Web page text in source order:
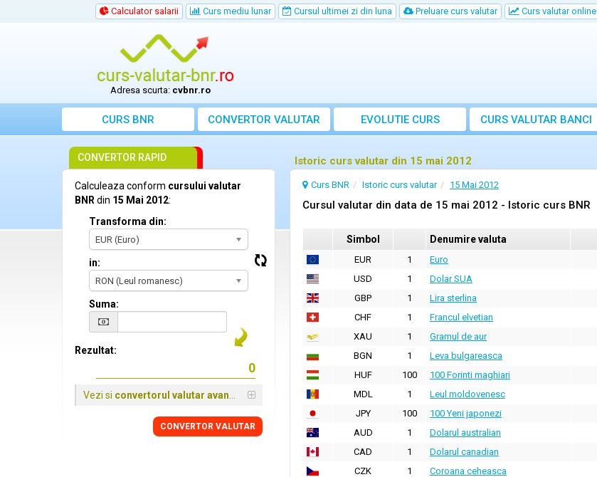
Calculator salarii Curs mediu lunar Cursul ultimei zi din luna Preluare curs valutar Curs valutar online
Adresa scurta: cvbnr.ro
CURS BNR CONVERTOR VALUTAR EVOLUTIE CURS CURS VALUTAR BANCI
Istoric curs valutar din 15 mai 2012
Curs BNR Istoric curs valutar 15 Mai 2012
Cursul valutar din data de 15 mai 2012 - Istoric curs BNR
Simbol Denumire valuta
EUR 1 Euro
USD
1 Dolar SUA
GBP
1 Lira sterlina
CHF
1 Francul elvetian
XAU
1 Gramul de aur
BGN
1 Leva bulgareasca
HUF
100 100 Forinti maghiari
MDL
1 Leul moldovenesc
JPY
100 100 Yeni japonezi
AUD
1 Dolarul australian
CAD
1 Dolarul canadian
CZK
1 Coroana ceheasca
CONVERTOR RAPID
Calculeaza conform cursului valutar
BNR din 15 Mai 2012:
Transforma din:
EUR (Euro)
in:
RON (Leul romanesc)
Suma:
Rezultat:
Vezi si convertorul valutar avansat
CONVERTOR VALUTAR